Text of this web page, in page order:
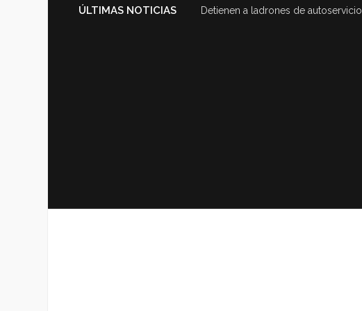
ÚLTIMAS NOTICIAS Detienen a ladrones de autoservicio